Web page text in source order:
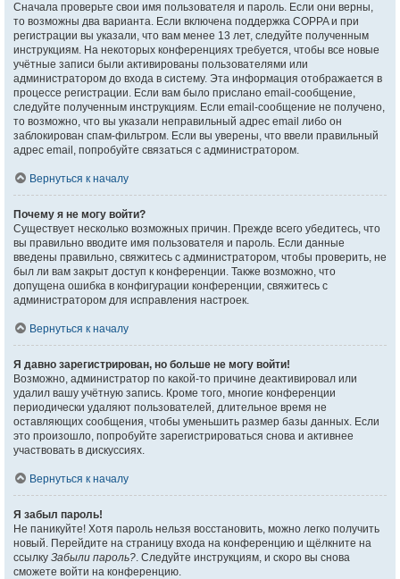
Сначала проверьте свои имя пользователя и пароль. Если они верны,
то возможны два варианта. Если включена поддержка COPPA и при
регистрации вы указали, что вам менее 13 лет, следуйте полученным
инструкциям. На некоторых конференциях требуется, чтобы все новые
учётные записи были активированы пользователями или
администратором до входа в систему. Эта информация отображается в
процессе регистрации. Если вам было прислано email-сообщение,
следуйте полученным инструкциям. Если email-сообщение не получено,
то возможно, что вы указали неправильный адрес email либо он
заблокирован спам-фильтром. Если вы уверены, что ввели правильный
адрес email, попробуйте связаться с администратором.
Вернуться к началу
Почему я не могу войти?
Существует несколько возможных причин. Прежде всего убедитесь, что
вы правильно вводите имя пользователя и пароль. Если данные
введены правильно, свяжитесь с администратором, чтобы проверить, не
был ли вам закрыт доступ к конференции. Также возможно, что
допущена ошибка в конфигурации конференции, свяжитесь с
администратором для исправления настроек.
Вернуться к началу
Я давно зарегистрирован, но больше не могу войти!
Возможно, администратор по какой-то причине деактивировал или
удалил вашу учётную запись. Кроме того, многие конференции
периодически удаляют пользователей, длительное время не
оставляющих сообщения, чтобы уменьшить размер базы данных. Если
это произошло, попробуйте зарегистрироваться снова и активнее
участвовать в дискуссиях.
Вернуться к началу
Я забыл пароль!
Не паникуйте! Хотя пароль нельзя восстановить, можно легко получить
новый. Перейдите на страницу входа на конференцию и щёлкните на
ссылку Забыли пароль?. Следуйте инструкциям, и скоро вы снова
сможете войти на конференцию.